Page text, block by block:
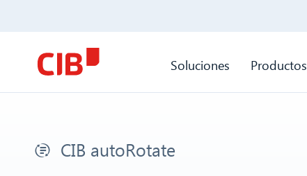
Soluciones Productos
CIB autoRotate